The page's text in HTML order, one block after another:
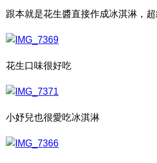
跟本就是花生醬直接作成冰淇淋，
花生口味很好吃
小妤兒也很愛吃冰淇淋